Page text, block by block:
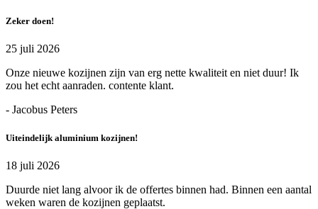
Zeker doen!
25 juli 2026
Onze nieuwe kozijnen zijn van erg nette kwaliteit en niet duur! Ik
zou het echt aanraden. contente klant.
- Jacobus Peters
Uiteindelijk aluminium kozijnen!
18 juli 2026
Duurde niet lang alvoor ik de offertes binnen had. Binnen een aantal
weken waren de kozijnen geplaatst.